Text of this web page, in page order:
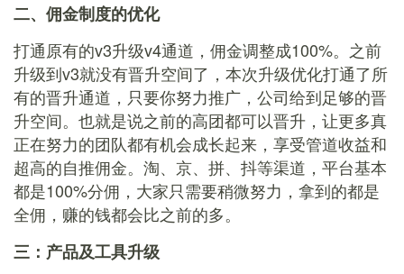
二、佣金制度的优化
打通原有的v3升级v4通道，佣金调整成100%。之前
升级到v3就没有晋升空间了，本次升级优化打通了所
有的晋升通道，只要你努力推广，公司给到足够的晋
升空间。也就是说之前的高团都可以晋升，让更多真
正在努力的团队都有机会成长起来，享受管道收益和
超高的自推佣金。淘、京、拼、抖等渠道，平台基本
都是100%分佣，大家只需要稍微努力，拿到的都是
全佣，赚的钱都会比之前的多。
三：产品及工具升级